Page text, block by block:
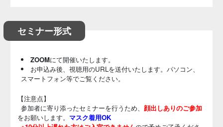
セミナー形式
ZOOMにて開催いたします。
お申込み後、視聴用のURLを送付いたします。パソコン、
スマートフォン等でご覧ください。
【注意点】
参加者に寄り添ったセミナーを行うため、 顔出しありのご参加
をお願いします。 マスク着用OK